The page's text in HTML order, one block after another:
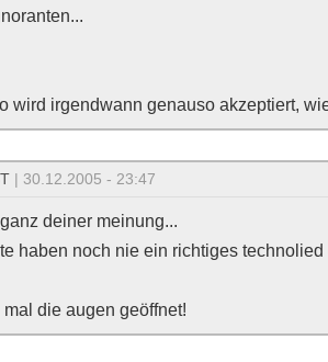
wird irgendwann genauso akzeptiert,
| 30.12.2005 - 23:47
deiner meinung...
haben noch nie ein richtiges
die augen geöffnet!